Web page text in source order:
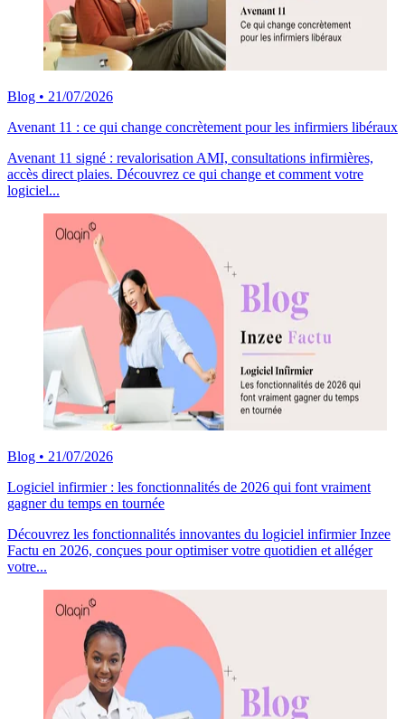
Blog • 21/07/2026
Avenant 11 : ce qui change concrètement pour les infirmiers libéraux
Avenant 11 signé : revalorisation AMI, consultations infirmières,
accès direct plaies. Découvrez ce qui change et comment votre
logiciel...
Blog • 21/07/2026
Logiciel infirmier : les fonctionnalités de 2026 qui font vraiment
gagner du temps en tournée
Découvrez les fonctionnalités innovantes du logiciel infirmier Inzee
Factu en 2026, conçues pour optimiser votre quotidien et alléger
votre...